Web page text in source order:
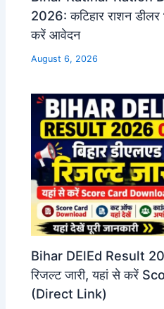
2026: कटिहार राशन डीलर
करें आवेदन
August 6, 2026
Bihar DElEd Result
रिजल्ट जारी, यहां से करें
(Direct Link)